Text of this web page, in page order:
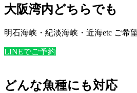
大阪湾内どちらでも
明石海峡・紀淡海峡・近海etc ご希
LINEでご予約
どんな魚種にも対応